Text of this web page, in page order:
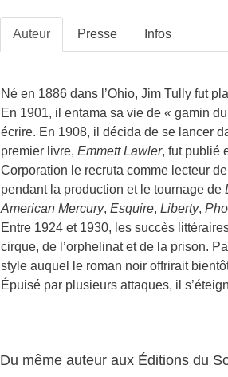
Auteur Presse Infos
Né en 1886 dans l’Ohio, Jim Tully fut
En 1901, il entama sa vie de « gamin
écrire. En 1908, il décida de se lancer
premier livre, Emmett Lawler, fut publié
Corporation le recruta comme lecteur
pendant la production et le tournage de
American Mercury, Esquire, Liberty,
Entre 1924 et 1930, les succès
cirque, de l’orphelinat et de la prison.
style auquel le roman noir offrirait
Épuisé par plusieurs attaques, il
Du même auteur aux Éditions du